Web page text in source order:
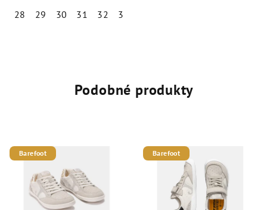
28
29 30 31 32 33
Podobné produkty
Barefoot Barefoot